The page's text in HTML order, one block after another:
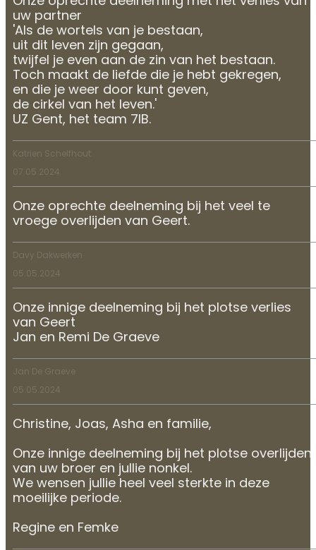
uw partner
'Als de wortels van je bestaan,
uit dit leven zijn gegaan,
twijfel je even aan de zin van het bestaan.
Toch maakt de liefde die je hebt gekregen,
en die je weer door kunt geven,
de cirkel van het leven.'
UZ Gent, het team 7IB.
Katrien Schelfhout
07.05.2024
Onze oprechte deelneming bij het veel te
vroege overlijden van Geert.
Davy Dakwerken
05.05.2024
Onze innige deelneming bij het plotse verlies
van Geert
Jan en Remi De Graeve
Jan De Graeve
05.05.2024
Christine, Joas, Asha en familie,
Onze innige deelneming bij het plotse overlijden
van uw broer en jullie nonkel.
We wensen jullie heel veel sterkte in deze
moeilijke periode.
Regine en Femke